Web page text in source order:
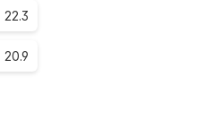
22.3
20.9